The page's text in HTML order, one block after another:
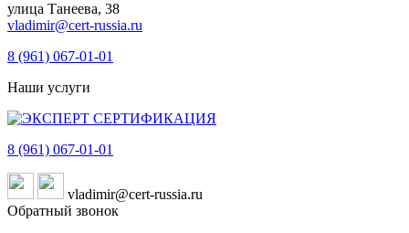
улица Танеева, 38
vladimir@cert-russia.ru
8 (961) 067-01-01
Наши услуги
8 (961) 067-01-01
vladimir@cert-russia.ru
Обратный звонок